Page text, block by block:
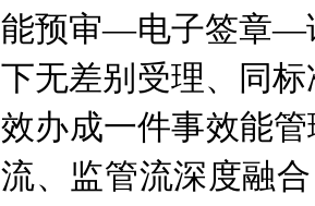
能预审—电子签章—
下无差别受理、同
效办成一件事效能
流、监管流深度融